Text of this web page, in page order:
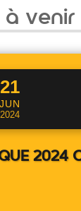
à venir
21
JUN
2024
2024